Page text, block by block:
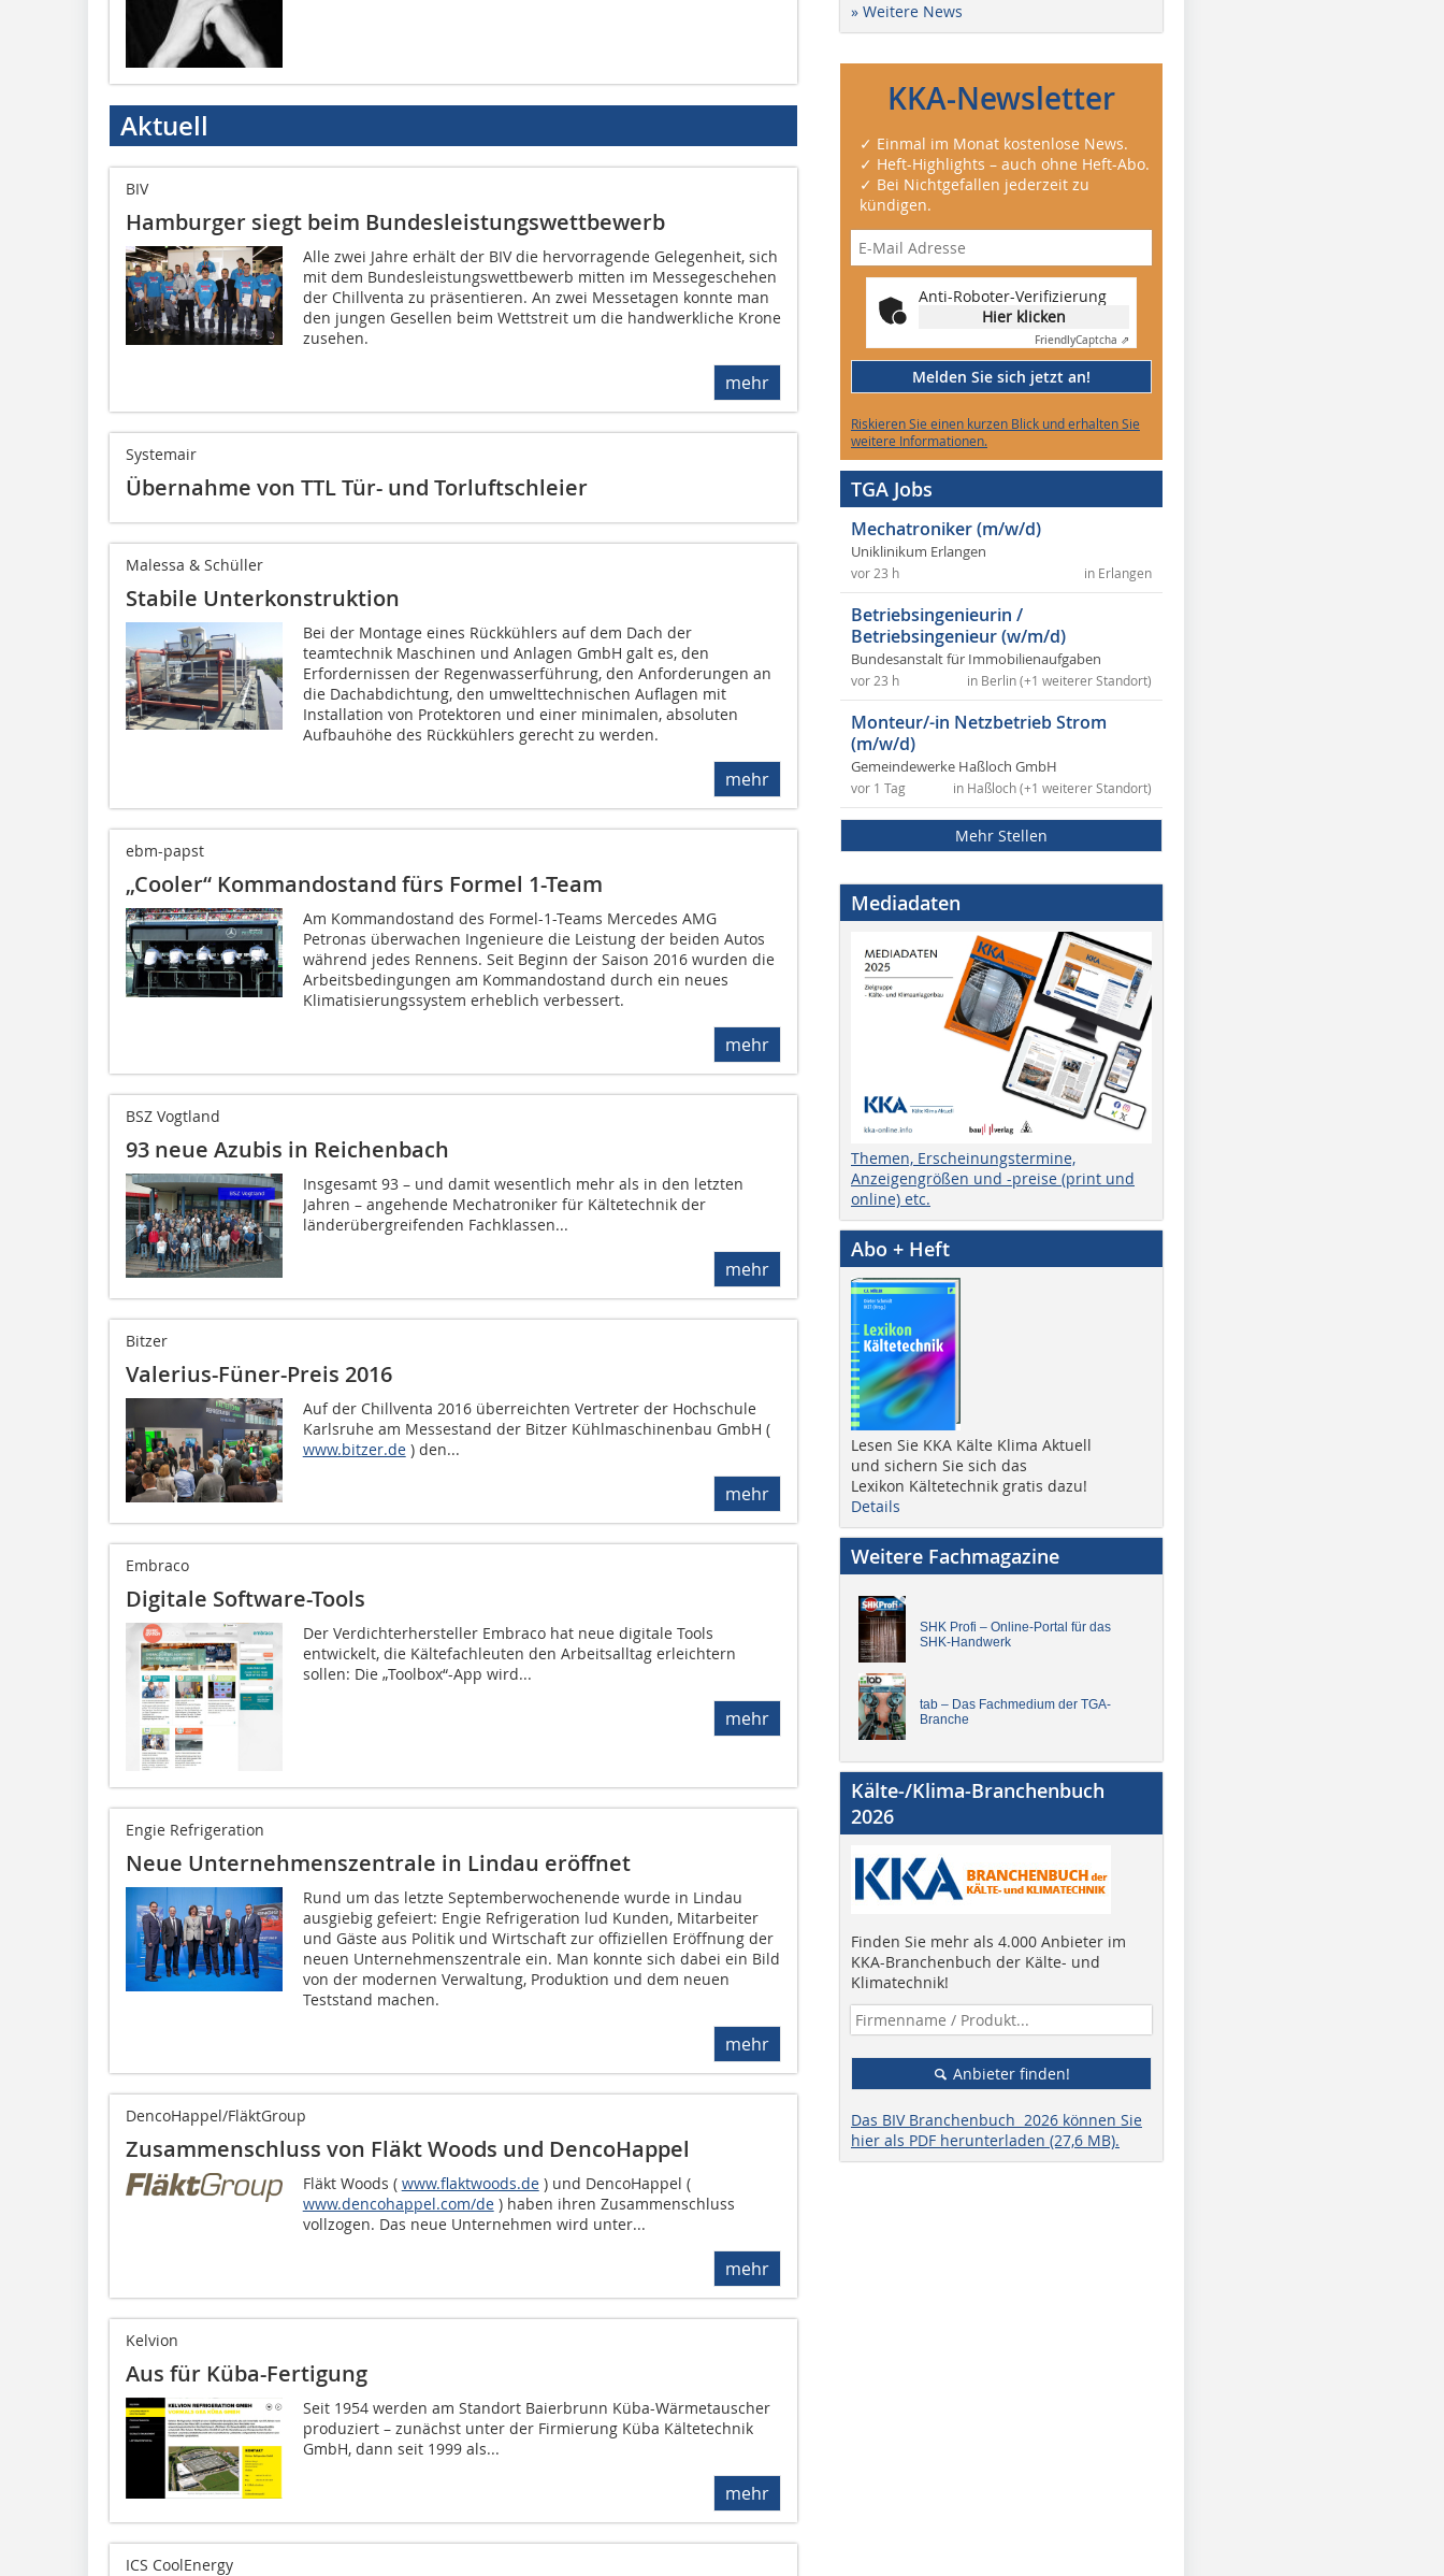
Aktuell
BIV
Hamburger siegt beim Bundesleistungswettbewerb
Alle zwei Jahre erhält der BIV die hervorragende Gelegenheit, sich
mit dem Bundesleistungswettbewerb mitten im Messegeschehen
der Chillventa zu präsentieren. An zwei Messetagen konnte man
den jungen Gesellen beim Wettstreit um die handwerkliche Krone
zusehen.
mehr
Systemair
Übernahme von TTL Tür- und Torluftschleier
Malessa & Schüller
Stabile Unterkonstruktion
Bei der Montage eines Rückkühlers auf dem Dach der
teamtechnik Maschinen und Anlagen GmbH galt es, den
Erfordernissen der Regenwasserführung, den Anforderungen an
die Dachabdichtung, den umwelttechnischen Auflagen mit
Installation von Protektoren und einer minimalen, absoluten
Aufbauhöhe des Rückkühlers gerecht zu werden.
mehr
ebm-papst
„Cooler“ Kommandostand fürs Formel 1-Team
Am Kommandostand des Formel-1-Teams Mercedes AMG
Petronas überwachen Ingenieure die Leistung der beiden Autos
während jedes Rennens. Seit Beginn der Saison 2016 wurden die
Arbeitsbedingungen am Kommandostand durch ein neues
Klimatisierungssystem erheblich verbessert.
mehr
BSZ Vogtland
93 neue Azubis in Reichenbach
Insgesamt 93 – und damit wesentlich mehr als in den letzten
Jahren – angehende Mechatroniker für Kältetechnik der
länderübergreifenden Fachklassen...
mehr
Bitzer
Valerius-Füner-Preis 2016
Auf der Chillventa 2016 überreichten Vertreter der Hochschule
Karlsruhe am Messestand der Bitzer Kühlmaschinenbau GmbH (
www.bitzer.de) den...
mehr
Embraco
Digitale Software-Tools
Der Verdichterhersteller Embraco hat neue digitale Tools
entwickelt, die Kältefachleuten den Arbeitsalltag erleichtern
sollen: Die „Toolbox“-App wird...
mehr
Engie Refrigeration
Neue Unternehmenszentrale in Lindau eröffnet
Rund um das letzte Septemberwochenende wurde in Lindau
ausgiebig gefeiert: Engie Refrigeration lud Kunden, Mitarbeiter
und Gäste aus Politik und Wirtschaft zur offiziellen Eröffnung der
neuen Unternehmenszentrale ein. Man konnte sich dabei ein Bild
von der modernen Verwaltung, Produktion und dem neuen
Teststand machen.
mehr
DencoHappel/FläktGroup
Zusammenschluss von Fläkt Woods und DencoHappel
Fläkt Woods ( www.flaktwoods.de) und DencoHappel (
www.dencohappel.com/de) haben ihren Zusammenschluss
vollzogen. Das neue Unternehmen wird unter...
mehr
Kelvion
Aus für Küba-Ferti­gung
Seit 1954 werden am Standort Baierbrunn Küba-Wärmetauscher
produziert – zunächst unter der Firmierung Küba Kältetechnik
GmbH, dann seit 1999 als...
mehr
ICS CoolEnergy
» Weitere News
KKA-Newsletter
✓ Einmal im Monat kostenlose News.
✓ Heft-Highlights – auch ohne Heft-Abo.
✓ Bei Nichtgefallen jederzeit zu
kündigen.
Anti-Roboter-Verifizierung
Hier klicken
FriendlyCaptcha ⇗
Melden Sie sich jetzt an!
Riskieren Sie einen kurzen Blick und erhalten Sie
weitere Informationen.
TGA Jobs
Mechatroniker (m/w/d)
Uniklinikum Erlangen
in Erlangen
vor 23 h
Betriebsingenieurin /
Betriebsingenieur (w/m/d)
Bundesanstalt für Immobilienaufgaben
in Berlin (+1 weiterer Standort)
vor 23 h
Monteur/-in Netzbetrieb Strom
(m/w/d)
Gemeindewerke Haßloch GmbH
in Haßloch (+1 weiterer Standort)
vor 1 Tag
Mehr Stellen
Mediadaten
Themen, Erscheinungstermine,
Anzeigengrößen und -preise (print und
online) etc.
Abo + Heft
Lesen Sie KKA Kälte Klima Aktuell
und sichern Sie sich das
Lexikon Kältetechnik gratis dazu!
Details
Weitere Fachmagazine
SHK Profi – Online-Portal für das
SHK-Handwerk
tab – Das Fachmedium der TGA-
Branche
Kälte-/Klima-Branchenbuch
2026
Finden Sie mehr als 4.000 Anbieter im
KKA-Branchenbuch der Kälte- und
Klimatechnik!
Anbieter finden!
Das BIV Branchenbuch 2026 können Sie
hier als PDF herunterladen (27,6 MB).